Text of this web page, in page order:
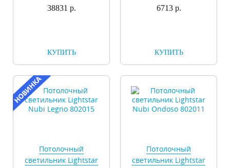
38831 р.
КУПИТЬ
6713 р.
КУПИТЬ
Потолочный
светильник Lightstar
Потолочный
светильник Lightstar